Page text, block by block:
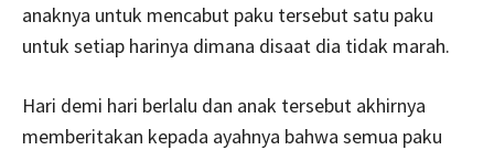
anaknya untuk mencabut paku tersebut satu paku
untuk setiap harinya dimana disaat dia tidak marah.
Hari demi hari berlalu dan anak tersebut akhirnya
memberitakan kepada ayahnya bahwa semua paku